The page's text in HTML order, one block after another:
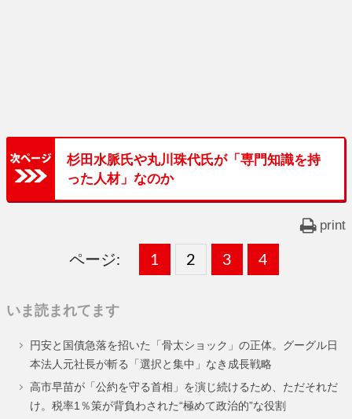
杉田水脈氏や丸川珠代氏が「専門知識を持
った人材」なのか
print
ページ:
固
ー
ジ
1 ,
固
ー
ジ
2 ,
固
ー
ジ
3 ,
固
ー
ジ
4
いま読まれてます
円安と国債急落を招いた「骨太ショック」の正体。グーグル日
本法人元社長が斬る「選択と集中」なき成長戦略
高市早苗が「公約を守る首相」を演じ続けるため、ただそれだ
け。税率1％策が背負わされた“極めて政治的”な役割